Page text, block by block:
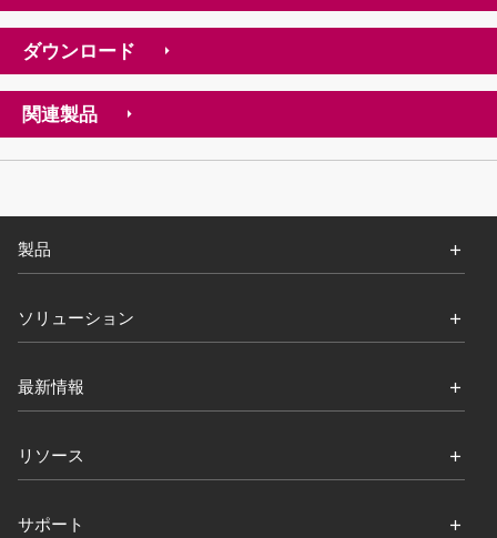
ダウンロード
関連製品
製品
ソリューション
最新情報
リソース
サポート